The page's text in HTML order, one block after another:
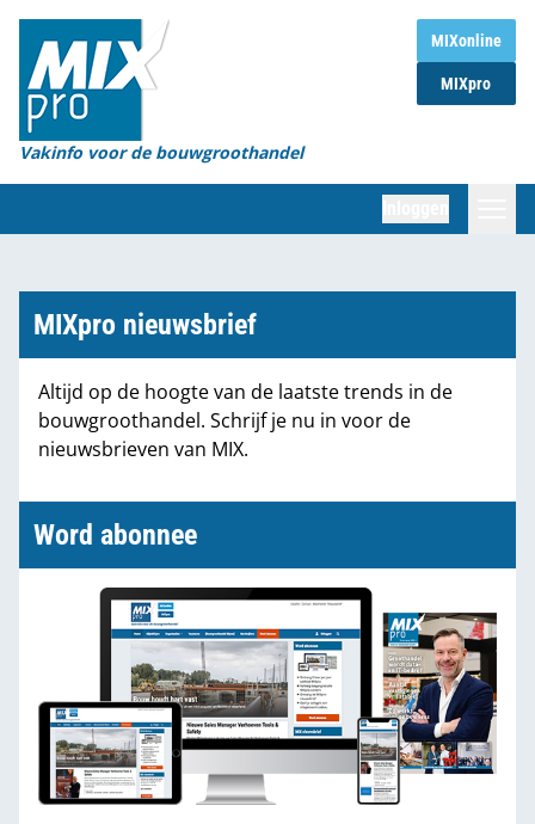
MIXonline
MIXpro
Vakinfo voor de bouwgroothandel
Home
Magazines
Organisaties
Marktcijfers
Partners
MIXpro nieuwsbrief
Altijd op de hoogte van de laatste trends in de
bouwgroothandel. Schrijf je nu in voor de
nieuwsbrieven van MIX.
Word abonnee